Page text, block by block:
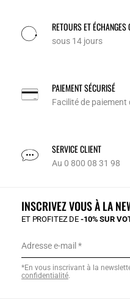
RETOURS ET ÉCHANGES
sous 14 jours
PAIEMENT SÉCURISÉ
Facilité de
SERVICE CLIENT
Au 0 800 08 31 98
INSCRIVEZ VOUS À LA
ET PROFITEZ DE-10% SUR
Adresse e-mail
*En vous inscrivant à la
confidentialité.